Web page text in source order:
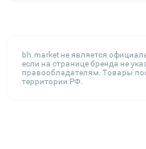
bh.market не является
если на странице бренда не
правообладателям. Товары
территории РФ.